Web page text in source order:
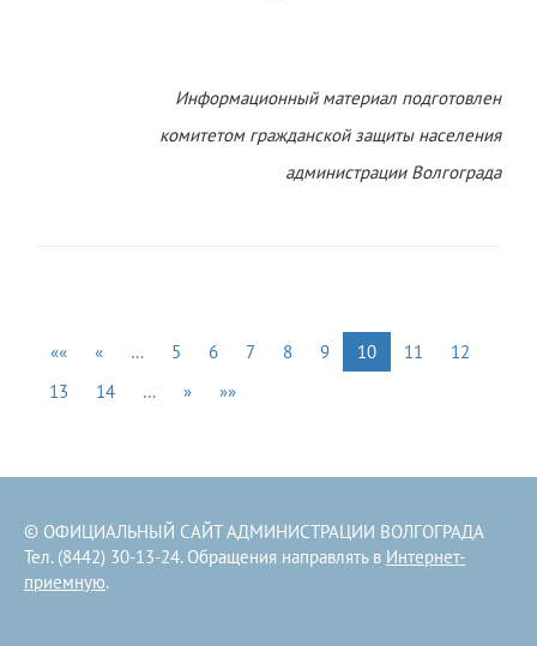
Информационный материал подготовлен
комитетом гражданской защиты населения
администрации Волгограда
«« « … 5 6 7 8 9 10 11
12
13
14 … » »»
© ОФИЦИАЛЬНЫЙ САЙТ АДМИНИСТРАЦИИ ВОЛГОГРАДА
Тел. (8442) 30-13-24. Обращения направлять в Интернет-
приемную.